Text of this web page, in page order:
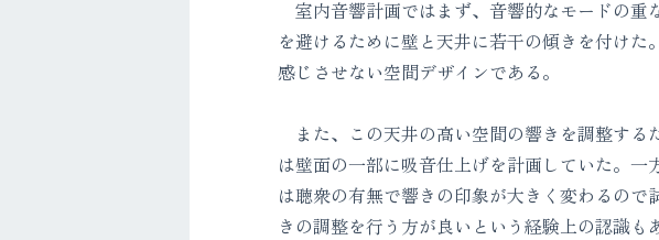
室内音響計画ではまず、音響的なモードの重
を避けるために壁と天井に若干の傾きを付けた
感じさせない空間デザインである。
また、この天井の高い空間の響きを調整する
は壁面の一部に吸音仕上げを計画していた。一
は聴衆の有無で響きの印象が大きく変わるので
きの調整を行う方が良いという経験上の認識も